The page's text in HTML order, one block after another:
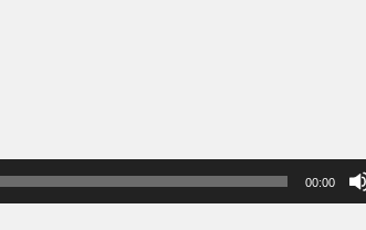
00:00